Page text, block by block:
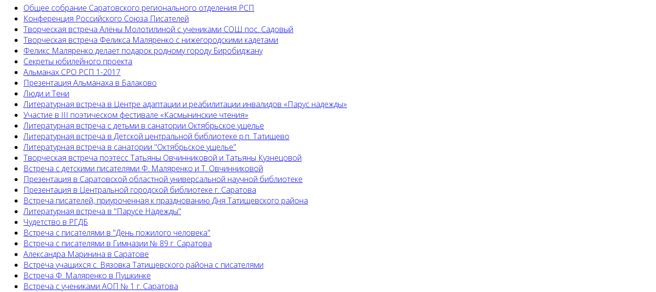
Общее собрание Саратовского регионального отделения РСП
Конференция Российского Союза Писателей
Творческая встреча Алёны Молотилиной с учениками СОШ пос. Садовый
Творческая встреча Феликса Маляренко с нижегородскими кадетами
Феликс Маляренко делает подарок родному городу Биробиджану
Секреты юбилейного проекта
Альманах СРО РСП 1-2017
Презентация Альманаха в Балаково
Люди и Тени
Литературная встреча в Центре адаптации и реабилитации инвалидов «Парус надежды»
Участие в III поэтическом фестивале «Касмынинские чтения»
Литературная встреча с детьми в санатории Октябрьское ущелье
Литературная встреча в Детской центральной библиотеке р.п. Татищево
Литературная встреча в санатории "Октябрьское ущелье"
Творческая встреча поэтесс Татьяны Овчинниковой и Татьяны Кузнецовой
Встреча с детскими писателями Ф. Маляренко и Т. Овчинниковой
Презентация в Саратовской областной универсальной научной библиотеке
Презентация в Центральной городской библиотеке г. Саратова
Встреча писателей, приуроченная к празднованию Дня Татищевского района
Литературная встреча в "Парусе Надежды"
Чудетство в РГДБ
Встреча с писателями в "День пожилого человека"
Встреча с писателями в Гимназии № 89 г. Саратова
Александра Маринина в Саратове
Встреча учащихся с. Вязовка Татищевского района с писателями
Встреча Ф. Маляренко в Пушкинке
Встреча с учениками АОП № 1 г. Саратова